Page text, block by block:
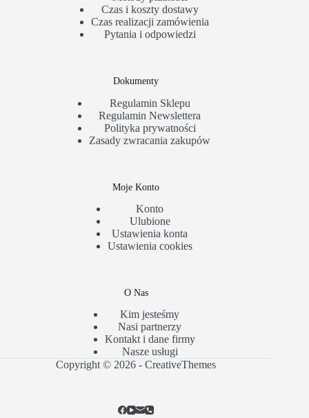
Czas i koszty dostawy
Czas realizacji zamówienia
Pytania i odpowiedzi
Dokumenty
Regulamin Sklepu
Regulamin Newslettera
Polityka prywatności
Zasady zwracania zakupów
Moje Konto
Konto
Ulubione
Ustawienia konta
Ustawienia cookies
O Nas
Kim jesteśmy
Nasi partnerzy
Kontakt i dane firmy
Nasze usługi
Copyright © 2026 -CreativeThemes